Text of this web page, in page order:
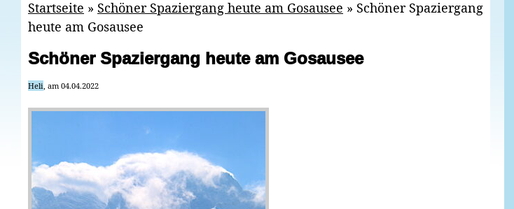
Startseite » Schöner Spaziergang heute am Gosausee » Schöner Spaziergang
heute am Gosausee
Schöner Spaziergang heute am Gosausee
Heli, am 04.04.2022